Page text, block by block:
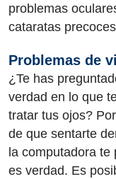
problemas
cataratas
Problemas de
¿Te has
verdad en lo que
tratar tus ojos?
de que sentarte
la computadora
es verdad. Es